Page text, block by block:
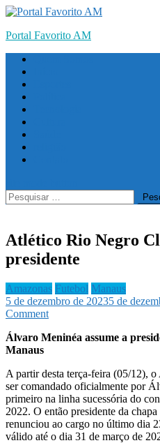
Skip
content
Portal Favorito AM
Pesquisar
por:
Atlético Rio Negro
presidente
Amazonas Futebol Manaus
5 de dezembro de 20235 de
Commenton
Rio
tem
um
novo
presidente
Álvaro Meninéa assume a
Manaus
A partir desta terça-feira (05/12),
ser comandado oficialmente por
primeiro na linha sucessória do
2022. O então presidente da
renunciou ao cargo no último dia
válido até o dia 31 de março de